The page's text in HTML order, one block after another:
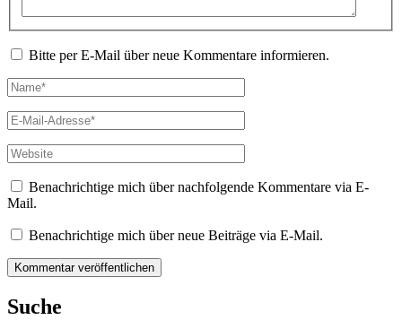
Bitte per E-Mail über neue Kommentare informieren.
Name*
E-
Mail-
Adresse*
Website
Benachrichtige mich über nachfolgende Kommentare via E-
Mail.
Benachrichtige mich über neue Beiträge via E-Mail.
Suche